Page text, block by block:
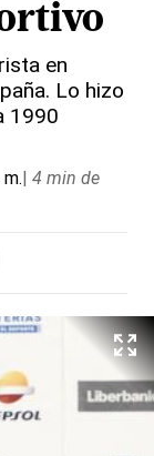
en
Lo hizo
1990
| 4 min de